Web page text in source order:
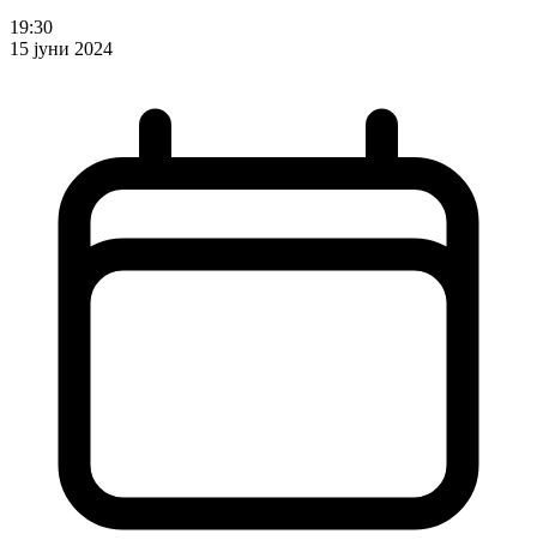
19:30
15 јуни 2024